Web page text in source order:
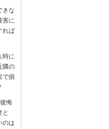
きな
害に
れば
時に
隣の
で損
悔
と
のは